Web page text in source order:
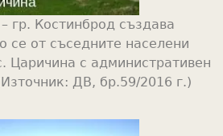
гр. Костинброд създава
се от съседните населени
Царичина с административен
ДВ, бр.59/2016 г.)